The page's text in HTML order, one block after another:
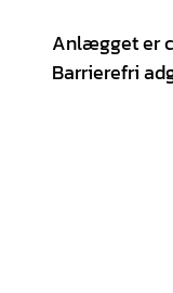
Anlægget er
Barrierefri